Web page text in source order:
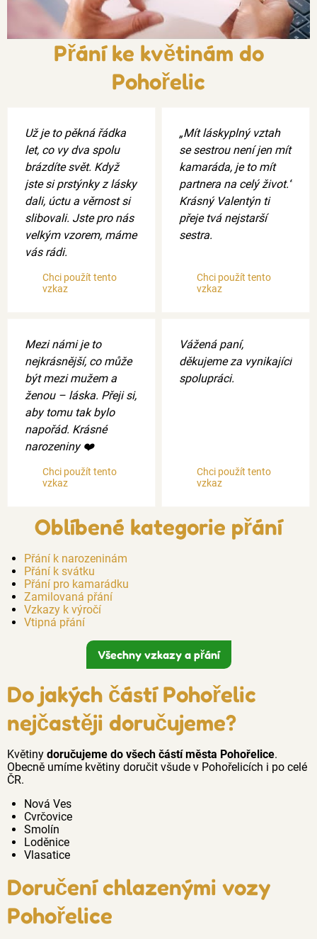
Přání ke květinám do
Pohořelic
Už je to pěkná řádka
let, co vy dva spolu
brázdíte svět. Když
jste si prstýnky z lásky
dali, úctu a věrnost si
slibovali. Jste pro nás
velkým vzorem, máme
vás rádi.
Chci použít tento
vzkaz
„Mít láskyplný vztah
se sestrou není jen mít
kamaráda, je to mít
partnera na celý život.“
Krásný Valentýn ti
přeje tvá nejstarší
sestra.
Chci použít tento
vzkaz
Mezi námi je to
nejkrásnější, co může
být mezi mužem a
ženou – láska. Přeji si,
aby tomu tak bylo
napořád. Krásné
narozeniny ❤️
Chci použít tento
vzkaz
Vážená paní,
děkujeme za vynikající
spolupráci.
Chci použít tento
vzkaz
Oblíbené kategorie přání
Přání k narozeninám
Přání k svátku
Přání pro kamarádku
Zamilovaná přání
Vzkazy k výročí
Vtipná přání
Všechny vzkazy a přání
Do jakých částí Pohořelic
nejčastěji doručujeme?
Květiny doručujeme do všech částí města Pohořelice.
Obecně umíme květiny doručit všude v Pohořelicích i po celé
ČR.
Nová Ves
Cvrčovice
Smolín
Loděnice
Vlasatice
Doručení chlazenými vozy
Pohořelice